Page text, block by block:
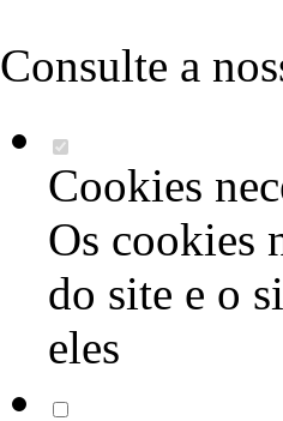
Consulte a
Cookies
Os cookies
do site e o
eles